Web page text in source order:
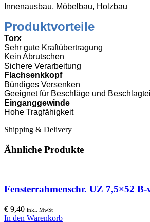
Innenausbau, Möbelbau, Holzbau
Produktvorteile
Torx
Sehr gute Kraftübertragung
Kein Abrutschen
Sichere Verarbeitung
Flachsenkkopf
Bündiges Versenken
Geeignet für Beschläge und
Einganggewinde
Hohe Tragfähigkeit
Shipping & Delivery
Ähnliche Produkte
Fensterrahmenschr. UZ 7,5×52 B-
€ 9,40 inkl. MwSt
In den Warenkorb